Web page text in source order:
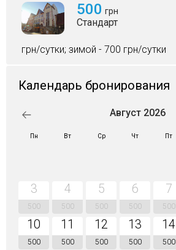
500 грн
Стандарт
грн/сутки; зимой - 700 грн/сутки
Календарь бронирования
Август 2026
Пн Вт Ср Чт Пт
3
500
4
500
5
500
6
500
7
500
10
500
11
500
12
500
13
500
14
500